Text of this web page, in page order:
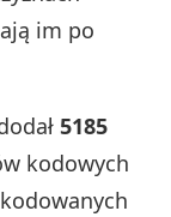
im po
5185
kodowych